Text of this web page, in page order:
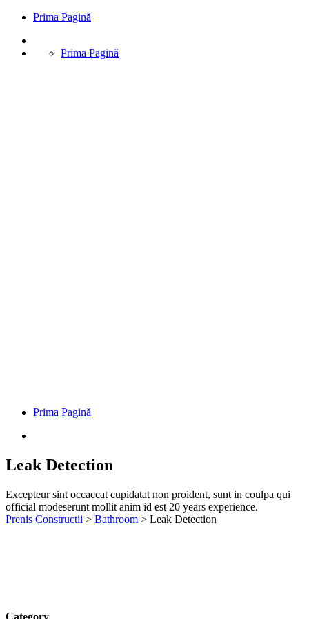
Prima Pagină
Prima Pagină
Prima Pagină
Leak Detection
Excepteur sint occaecat cupidatat non proident, sunt in coulpa qui
official modeserunt mollit anim id est 20 years experience.
Prenis Constructii > Bathroom > Leak Detection
Category